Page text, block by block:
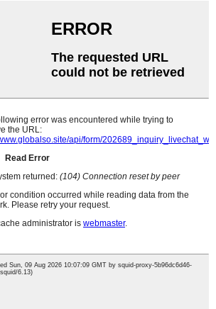
-55~105
-55~105 63
-55~105 63
-40~105
-55~105
-55~105
-55~105 25